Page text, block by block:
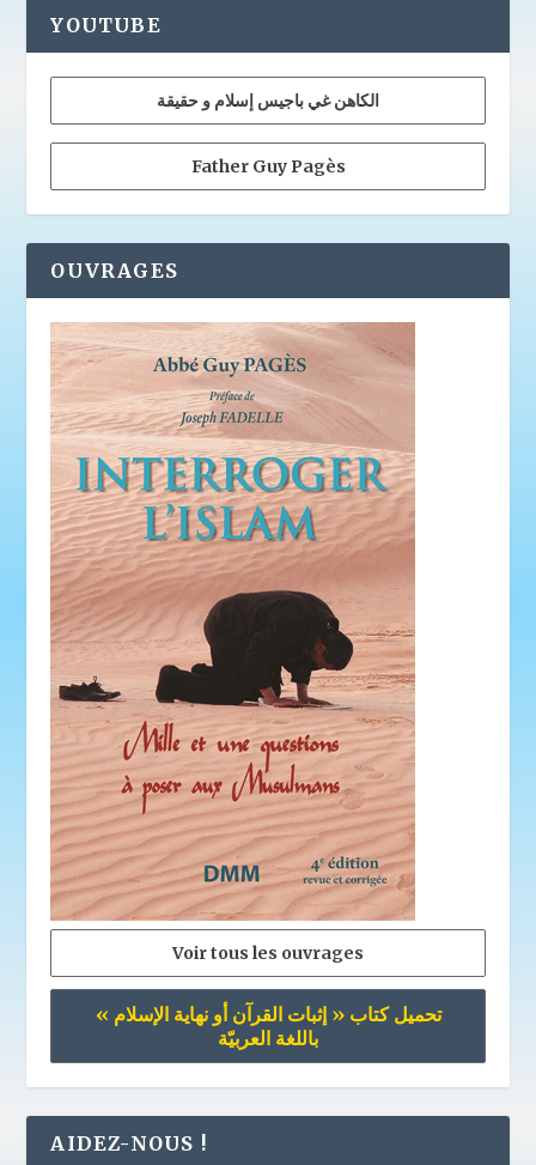
YOUTUBE
الكاهن غي باجيس إسلام و حقيقة
Father Guy Pagès
OUVRAGES
Voir tous les ouvrages
تحميل كتاب « إثبات القرآن أو نهاية الإسلام »
باللغة العربيّة
AIDEZ-NOUS !